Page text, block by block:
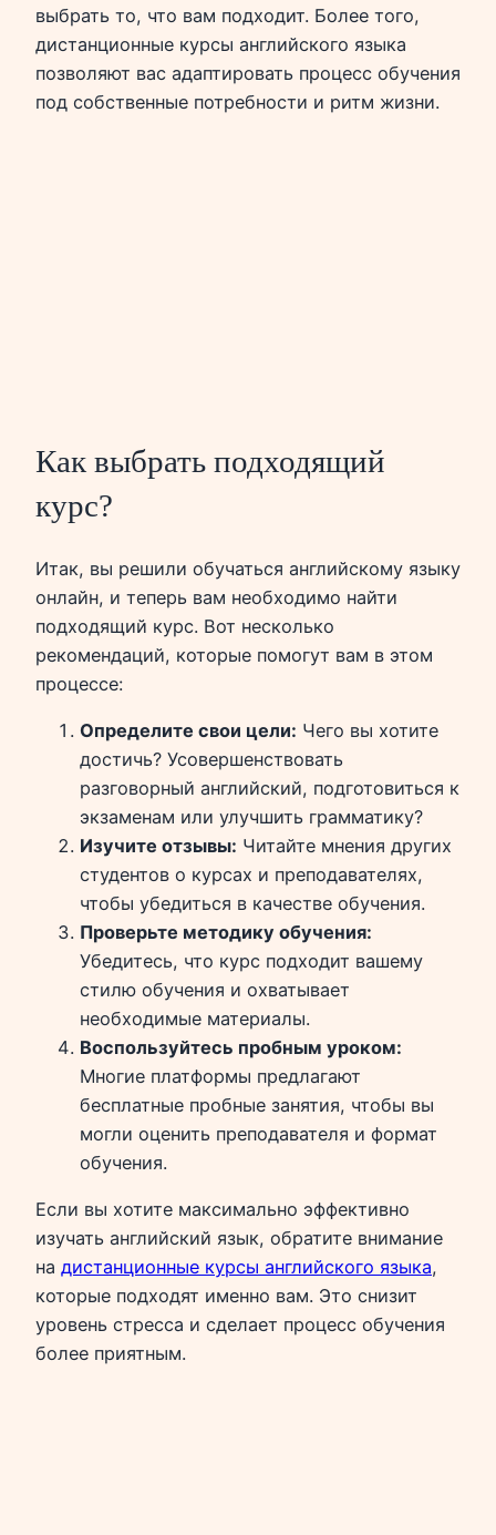
выбрать то, что вам подходит. Более того,
дистанционные курсы английского языка
позволяют вас адаптировать процесс обучения
под собственные потребности и ритм жизни.
Как выбрать подходящий
курс?
Итак, вы решили обучаться английскому языку
онлайн, и теперь вам необходимо найти
подходящий курс. Вот несколько
рекомендаций, которые помогут вам в этом
процессе:
Определите свои цели: Чего вы хотите
достичь? Усовершенствовать
разговорный английский, подготовиться к
экзаменам или улучшить грамматику?
Изучите отзывы: Читайте мнения других
студентов о курсах и преподавателях,
чтобы убедиться в качестве обучения.
Проверьте методику обучения:
Убедитесь, что курс подходит вашему
стилю обучения и охватывает
необходимые материалы.
Воспользуйтесь пробным уроком:
Многие платформы предлагают
бесплатные пробные занятия, чтобы вы
могли оценить преподавателя и формат
обучения.
Если вы хотите максимально эффективно
изучать английский язык, обратите внимание
на дистанционные курсы английского языка,
которые подходят именно вам. Это снизит
уровень стресса и сделает процесс обучения
более приятным.